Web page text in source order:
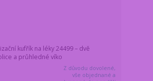
kufřík na léky 24499 – dvě
a průhledné víko
Z důvodu dovolené,
vše objednané a